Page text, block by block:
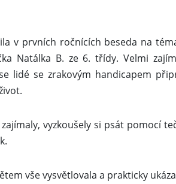
v prvních ročnících beseda na
Natálka B. ze 6. třídy. Velmi
lidé se zrakovým handicapem
vyzkoušely si psát pomocí
vše vysvětlovala a prakticky